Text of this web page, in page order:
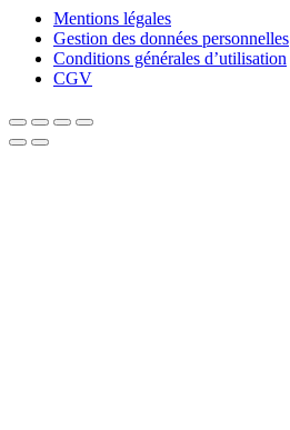
Mentions légales
Gestion des données personnelles
Conditions générales d’utilisation
CGV